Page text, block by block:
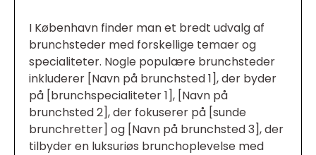
I København finder man et bredt udvalg af
brunchsteder med forskellige temaer og
specialiteter. Nogle populære brunchsteder
inkluderer [Navn på brunchsted 1], der byder
på [brunchspecialiteter 1], [Navn på
brunchsted 2], der fokuserer på [sunde
brunchretter] og [Navn på brunchsted 3], der
tilbyder en luksuriøs brunchoplevelse med